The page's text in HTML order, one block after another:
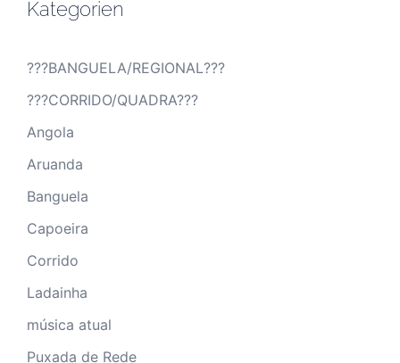
Kategorien
???BANGUELA/REGIONAL???
???CORRIDO/QUADRA???
Angola
Aruanda
Banguela
Capoeira
Corrido
Ladainha
música atual
Puxada de Rede